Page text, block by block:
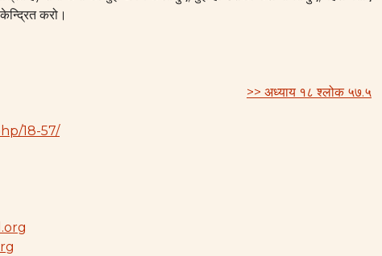
करो।
>> अध्याय १८ श्लोक ५७.५
18-57/